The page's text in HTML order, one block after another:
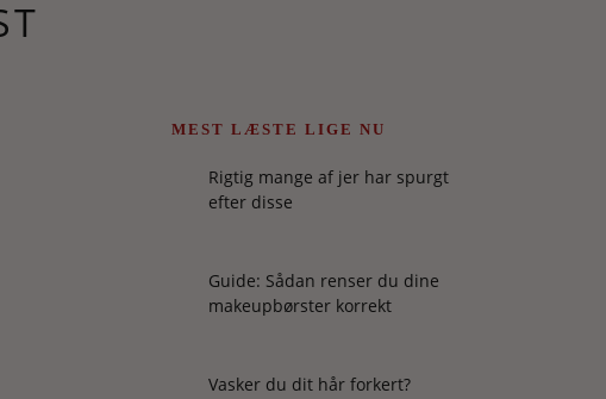
MEST LÆSTE LIGE NU
Rigtig mange af jer har spurgt
efter disse
Guide: Sådan renser du dine
makeupbørster korrekt
Vasker du dit hår forkert?